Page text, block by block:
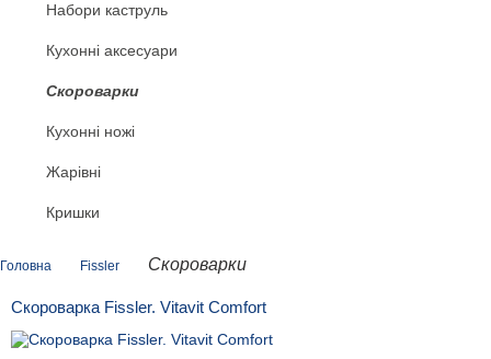
Набори каструль
Кухонні аксесуари
Скороварки
Кухонні ножі
Жарівні
Кришки
Головна Fissler Скороварки
Скороварка Fissler. Vitavit Comfort